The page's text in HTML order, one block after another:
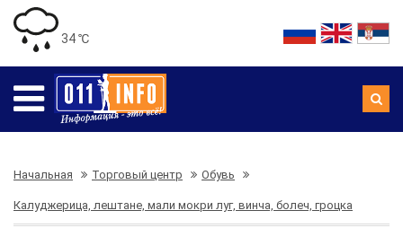
34 ℃
Начальная Торговый центр Обувь
Калуджерица, лештане, мали мокри луг, винча, болеч, гроцка